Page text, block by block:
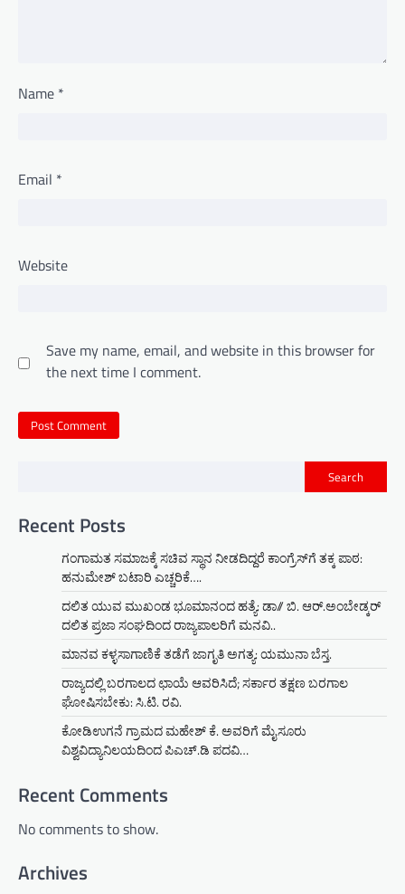
Name *
Email *
Website
Save my name, email, and website in this browser for
the next time I comment.
Search
Recent Posts
ಗಂಗಾಮತ ಸಮಾಜಕ್ಕೆ ಸಚಿವ ಸ್ಥಾನ ನೀಡದಿದ್ದರೆ ಕಾಂಗ್ರೆಸ್‌ಗೆ ತಕ್ಕ ಪಾಠ:
ಹನುಮೇಶ್ ಬಟಾರಿ ಎಚ್ಚರಿಕೆ….
ದಲಿತ ಯುವ ಮುಖಂಡ ಭೂಮಾನಂದ ಹತ್ಯೆ: ಡಾ// ಬಿ. ಆರ್.ಅಂಬೇಡ್ಕರ್
ದಲಿತ ಪ್ರಜಾ ಸಂಘದಿಂದ ರಾಜ್ಯಪಾಲರಿಗೆ ಮನವಿ..
ಮಾನವ ಕಳ್ಳಸಾಗಾಣಿಕೆ ತಡೆಗೆ ಜಾಗೃತಿ ಅಗತ್ಯ: ಯಮುನಾ ಬೆಸ್ತ.
ರಾಜ್ಯದಲ್ಲಿ ಬರಗಾಲದ ಛಾಯೆ ಆವರಿಸಿದೆ; ಸರ್ಕಾರ ತಕ್ಷಣ ಬರಗಾಲ
ಘೋಷಿಸಬೇಕು: ಸಿ.ಟಿ. ರವಿ.
ಕೋಡಿಉಗನೆ ಗ್ರಾಮದ ಮಹೇಶ್ ಕೆ. ಅವರಿಗೆ ಮೈಸೂರು
ವಿಶ್ವವಿದ್ಯಾನಿಲಯದಿಂದ ಪಿಎಚ್.ಡಿ ಪದವಿ…
Recent Comments
No comments to show.
Archives